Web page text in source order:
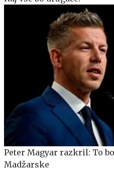
Peter Magyar razkril: To
Madžarske